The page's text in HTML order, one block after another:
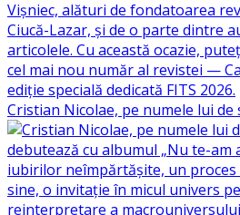
Cristian Nicolae, pe numele lui de